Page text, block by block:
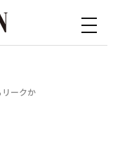
ークか